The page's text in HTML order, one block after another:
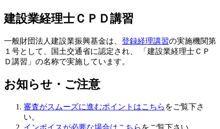
建設業経理士ＣＰＤ講習
一般財団法人建設業振興基金は、 登録経理講習の実施機関第
１号として、国土交通省に認定され、 「建設業経理士ＣＰ
Ｄ講習」の名称で実施しています。
お知らせ・ご注意
審査がスムーズに進むポイントはこちら をご覧下さ
い。